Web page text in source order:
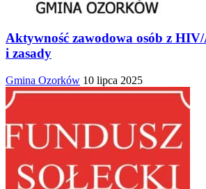
Aktywność zawodowa osób z
i zasady
Gmina Ozorków 10 lipca 2025